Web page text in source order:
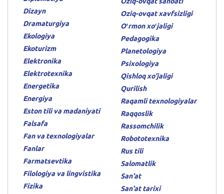
Dizayn
Dramaturgiya
Ekologiya
Ekoturizm
Elektronika
Elektrotexnika
Energetika
Energiya
Eston tili va madaniyati
Falsafa
Fan va texnologiyalar
Fanlar
Farmatsevtika
Filologiya va lingvistika
Fizika
Oziq-ovqat xavfsizligi
Oʻrmon xoʻjaligi
Pedagogika
Planetologiya
Psixologiya
Qishloq xo'jaligi
Qurilish
Raqamli texnologiyalar
Raqqoslik
Rassomchilik
Robototexnika
Rus tili
Salomatlik
San'at
San'at tarixi